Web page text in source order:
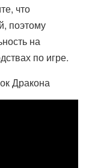
что
поэтому
на
по игре.
Дракона